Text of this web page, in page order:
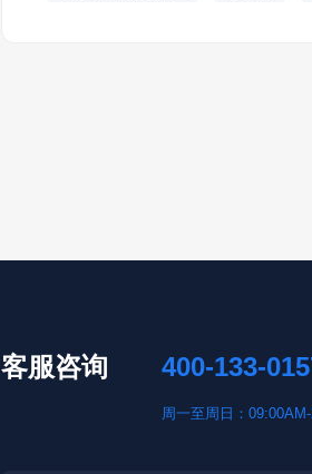
客服咨询 400-133-
周一至周日：